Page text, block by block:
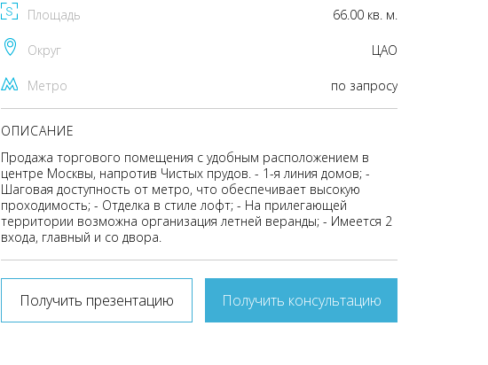
Площадь 66.00 кв. м.
Округ ЦАО
Метро по запросу
ОПИСАНИЕ
Продажа торгового помещения с удобным расположением в
центре Москвы, напротив Чистых прудов. - 1-я линия домов; -
Шаговая доступность от метро, что обеспечивает высокую
проходимость; - Отделка в стиле лофт; - На прилегающей
территории возможна организация летней веранды; - Имеется 2
входа, главный и со двора.
Получить презентацию Получить консультацию